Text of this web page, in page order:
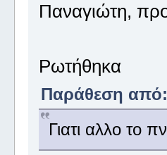
Παναγιώτη,
Ρωτήθηκα
Παράθεση από:
Γιατι αλλο το